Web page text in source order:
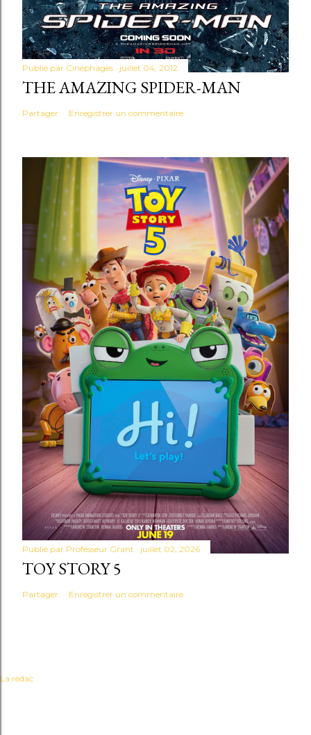
Publié par Cinéphages juillet 04, 2012
THE AMAZING SPIDER-MAN
Partager Enregistrer un commentaire
Publié par Professeur Grant juillet 02, 2026
TOY STORY 5
Partager Enregistrer un commentaire
La rédac